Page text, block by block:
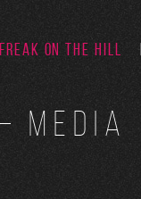
FREAK ON THE HILL
MEDIA